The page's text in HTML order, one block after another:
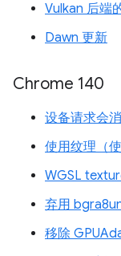
Vulkan 后端
Dawn 更新
Chrome 140
设备请求会
使用纹理（
WGSL
弃用
移除